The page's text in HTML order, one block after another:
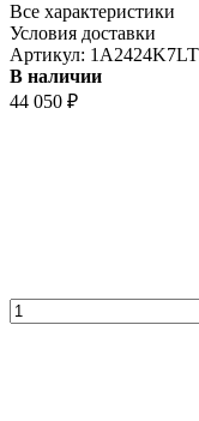
Все характеристики
Условия доставки
Артикул:
В наличии
44 050 ₽